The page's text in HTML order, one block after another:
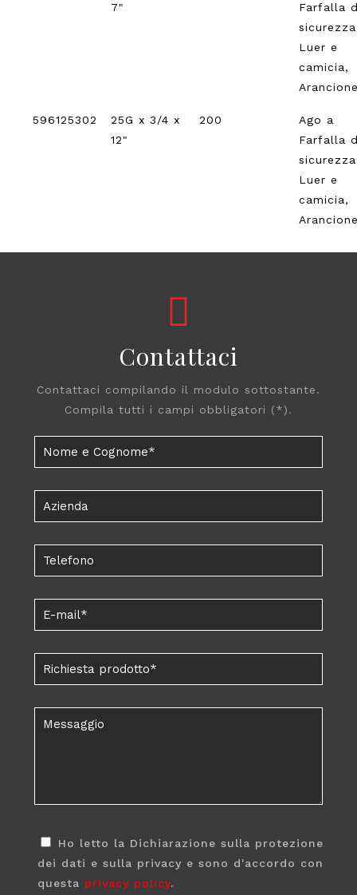
7"
Farfalla
Luer e
camicia,
596125302
25G x 3/4 x
12"
200
Ago a
Farfalla
Luer e
camicia,
Contattaci
Contattaci compilando il modulo sottostante.
Compila tutti i campi obbligatori (*).
Ho letto la Dichiarazione sulla protezione
dei dati e sulla privacy e sono d'accordo con
questa privacy policy.